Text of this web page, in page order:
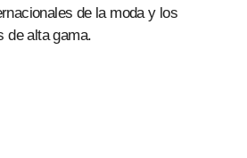
de la moda y los
de alta gama.